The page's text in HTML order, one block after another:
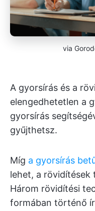
via
A gyorsírás és a
elengedhetetlen a
gyorsírás
gyűjthetsz.
Míg a gyorsírás
lehet, a rövidítések
Három rövidítési
formában történő